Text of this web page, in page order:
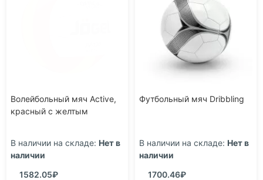
Волейбольный мяч Active,
красный с желтым
В наличии на складе: Нет в
наличии
1582.05₽
Футбольный мяч Dribbling
В наличии на складе: Нет в
наличии
1700.46₽